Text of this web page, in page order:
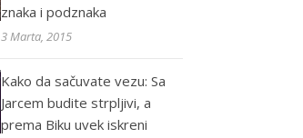
znaka i podznaka
3 Marta, 2015
Kako da sačuvate vezu: Sa
Jarcem budite strpljivi, a
prema Biku uvek iskreni